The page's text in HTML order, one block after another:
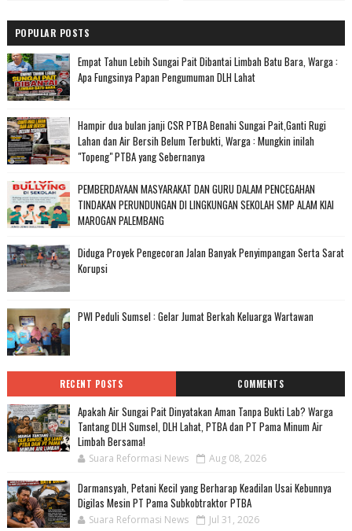
POPULAR POSTS
Empat Tahun Lebih Sungai Pait Dibantai Limbah Batu Bara, Warga :
Apa Fungsinya Papan Pengumuman DLH Lahat
Hampir dua bulan janji CSR PTBA Benahi Sungai Pait,Ganti Rugi
Lahan dan Air Bersih Belum Terbukti, Warga : Mungkin inilah
"Topeng" PTBA yang Sebernanya
PEMBERDAYAAN MASYARAKAT DAN GURU DALAM PENCEGAHAN
TINDAKAN PERUNDUNGAN DI LINGKUNGAN SEKOLAH SMP ALAM KIAI
MAROGAN PALEMBANG
Diduga Proyek Pengecoran Jalan Banyak Penyimpangan Serta Sarat
Korupsi
PWI Peduli Sumsel : Gelar Jumat Berkah Keluarga Wartawan
RECENT POSTS COMMENTS
Apakah Air Sungai Pait Dinyatakan Aman Tanpa Bukti Lab? Warga
Tantang DLH Sumsel, DLH Lahat, PTBA dan PT Pama Minum Air
Limbah Bersama!
Suara Reformasi News Aug 08, 2026
Darmansyah, Petani Kecil yang Berharap Keadilan Usai Kebunnya
Digilas Mesin PT Pama Subkobtraktor PTBA
Suara Reformasi News Jul 31, 2026